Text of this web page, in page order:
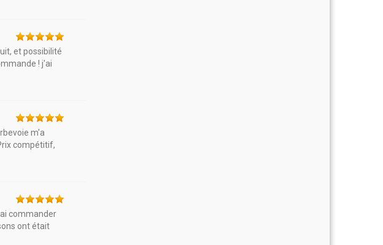
et possibilité
! j'ai
m'a
compétitif,
commander
ont était